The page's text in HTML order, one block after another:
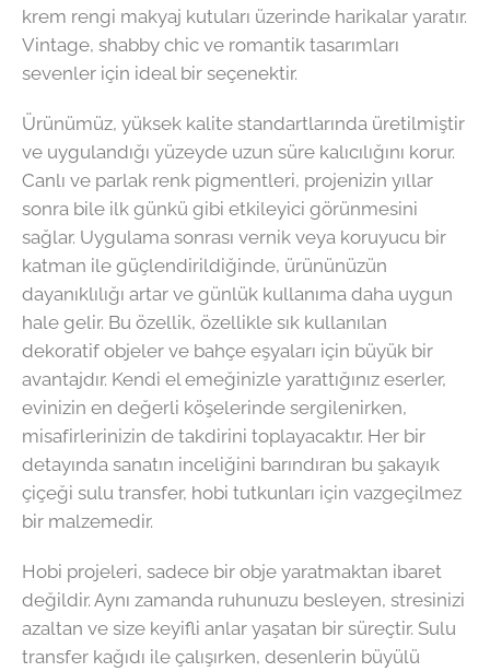
krem rengi makyaj kutuları üzerinde harikalar yaratır.
Vintage, shabby chic ve romantik tasarımları
sevenler için ideal bir seçenektir.
Ürünümüz, yüksek kalite standartlarında üretilmiştir
ve uygulandığı yüzeyde uzun süre kalıcılığını korur.
Canlı ve parlak renk pigmentleri, projenizin yıllar
sonra bile ilk günkü gibi etkileyici görünmesini
sağlar. Uygulama sonrası vernik veya koruyucu bir
katman ile güçlendirildiğinde, ürününüzün
dayanıklılığı artar ve günlük kullanıma daha uygun
hale gelir. Bu özellik, özellikle sık kullanılan
dekoratif objeler ve bahçe eşyaları için büyük bir
avantajdır. Kendi el emeğinizle yarattığınız eserler,
evinizin en değerli köşelerinde sergilenirken,
misafirlerinizin de takdirini toplayacaktır. Her bir
detayında sanatın inceliğini barındıran bu şakayık
çiçeği sulu transfer, hobi tutkunları için vazgeçilmez
bir malzemedir.
Hobi projeleri, sadece bir obje yaratmaktan ibaret
değildir. Aynı zamanda ruhunuzu besleyen, stresinizi
azaltan ve size keyifli anlar yaşatan bir süreçtir. Sulu
transfer kağıdı ile çalışırken, desenlerin büyülü